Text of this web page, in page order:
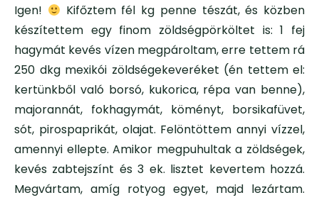
Igen!
Kifőztem fél kg penne tészát, és közben
készítettem egy finom zöldségpörköltet is: 1 fej
hagymát kevés vízen megpároltam, erre tettem rá
250 dkg mexikói zöldségekeveréket (én tettem el:
kertünkből való borsó, kukorica, répa van benne),
majorannát, fokhagymát, köményt, borsikafüvet,
sót, pirospaprikát, olajat. Felöntöttem annyi vízzel,
amennyi ellepte. Amikor megpuhultak a zöldségek,
kevés zabtejszínt és 3 ek. lisztet kevertem hozzá.
Megvártam, amíg rotyog egyet, majd lezártam.